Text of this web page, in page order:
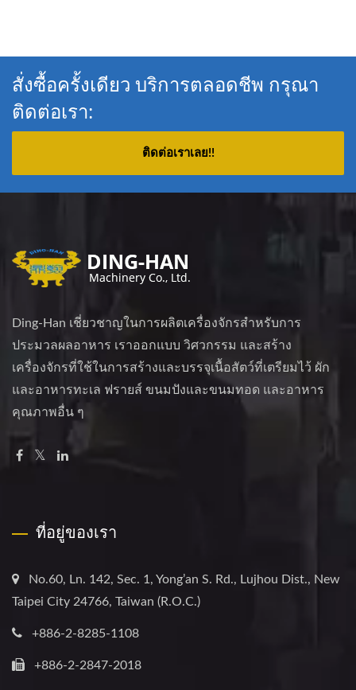
สั่งซื้อครั้งเดียว บริการตลอดชีพ กรุณา
ติดต่อเรา:
ติดต่อเราเลย!!
Ding-Han เชี่ยวชาญในการผลิตเครื่องจักรสำหรับการ
ประมวลผลอาหาร เราออกแบบ วิศวกรรม และสร้าง
เครื่องจักรที่ใช้ในการสร้างและบรรจุเนื้อสัตว์ที่เตรียมไว้ ผัก
และอาหารทะเล ฟรายส์ ขนมปังและขนมทอด และอาหาร
คุณภาพอื่น ๆ
ที่อยู่ของเรา
No.60, Ln. 142, Sec. 1, Yong’an S. Rd., Lujhou Dist., New
Taipei City 24766, Taiwan (R.O.C.)
+886-2-8285-1108
+886-2-2847-2018